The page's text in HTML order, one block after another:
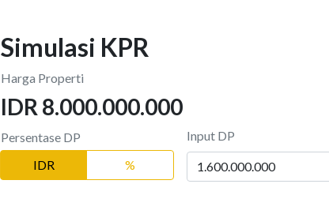
Simulasi KPR
Harga Properti
IDR 8.000.000.000
Persentase DP
IDR
%
Input DP